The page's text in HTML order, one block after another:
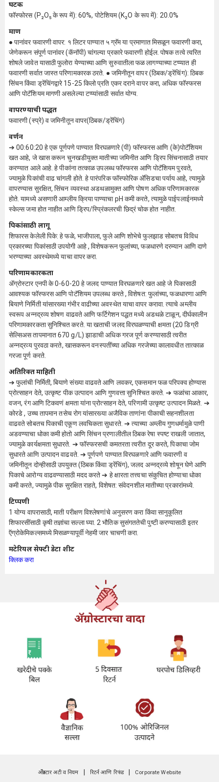
घटक
फॉस्फोरस (P₂O₅ के रूप में): 60%, पोटेशियम (K₂O के रूप में): 20.0%
प्रमाण
● पानांवर फवारणी वापर: १ लिटर पाण्यात ५ ग्रॅम या प्रमाणात मिसळून फवारणी करा,
जेणेकरून संपूर्ण पानांवर (कॅनॉपी) चांगल्या प्रकारे फवारणी होईल. पोषक तत्वे त्वरित
शोषले जावेत यासाठी फुलोरा येण्याच्या आणि सुरुवातीला फळ लागण्याच्या टप्प्यात ही
फवारणी सर्वात जास्त परिणामकारक ठरते. ● जमिनीतून वापर (ठिबक/ड्रेंचिंग): ठिबक
सिंचन किंवा ड्रेंचिंगद्वारे 15-25 किलो प्रति एकर दराने वापर करा, अधिक फॉस्फरस
आणि पोटॅशियम मागणी असलेल्या टप्प्यांसाठी सर्वात योग्य.
वापरण्याची पद्धत
फवारणी (स्प्रे) व जमिनीतून वापर(ठिबक/ड्रेंचिंग)
वर्णन
➔ 00:60:20 हे एक पूर्णपणे पाण्यात विरघळणारे (पी) फॉस्फरस आणि (के)पोटॅशियम
खत आहे, जे खास करून चुनखडीयुक्त मातीच्या जमिनीत आणि ड्रिप सिंचनासाठी तयार
करण्यात आले आहे. हे पीकांना तत्काळ उपलब्ध फॉस्फरस आणि पोटॅशियम पुरवते,
ज्यामुळे पिकांची वाढ चांगली होते. हे पारंपरिक फॉस्फोरिक अ‍ॅसिडचा पर्याय आहे, त्यामुळे
वापरण्यास सुरक्षित, सिंचन व्यवस्था अडथळामुक्त आणि पोषण अधिक परिणामकारक
होते. यामध्ये असणारी आम्लीय क्रिया पाण्याचा pH कमी करते, त्यामुळे पाईपलाईनमध्ये
स्केल्स जमा होत नाहीत आणि ड्रिप/स्प्रिंकलरची छिद्रं चोक होत नाहीत.
पिकांसाठी लागू
शिफारस केलेली पिके: हे फळे, भाजीपाला, फुले आणि शोभेचे फुलझाड सोबतच विविध
प्रकारच्या पिकांसाठी उपयोगी आहे , विशेषकरून फुलांच्या, फळधारणे दरम्यान आणि दाणे
भरण्याच्या अवस्थेमध्ये याचा वापर करा.
परिणामकारकता
ॲग्रोस्टार एनपी के 0-60-20 हे जलद पाण्यात विरघळणारे खत आहे जे पिकासाठी
आवश्यक फॉस्फरस आणि पोटॅशियम उपलब्ध करते , विशेषत: फुलांच्या, फळधारणा आणि
बियाणे निर्मिती यांसारख्या गंभीर वाढीच्या अवस्थेत याचा वापर करावा. त्याचे अम्लीय
स्वरूप अन्नद्रव्य शोषण वाढवते आणि फर्टिगेशन पद्धत मध्ये अडथळे टाळून, दीर्घकालीन
परिणामकारकता सुनिश्चित करते. या खताची जलद विरघळण्याची क्षमता (20 डिग्री
सेल्सिअस तापमानात 670 g/L) झाडाची अधिक गरज पूर्ण करण्यासाठी त्वरीत
अन्नद्रव्य पुरवठा करते, खासकरून वनस्पतींच्या अधिक गरजेच्या कालावधीत तात्काळ
गरजा पूर्ण करते.
अतिरिक्त माहिती
➔ फुलांची निर्मिती, बियाणे संख्या वाढवते आणि लवकर, एकसमान फळ परिपक्व होण्यास
प्रोत्साहन देते, उत्कृष्ट पीक उत्पादन आणि गुणवत्ता सुनिश्चित करते. ➔ फळांचा आकार,
वजन, रंग आणि टिकवणं क्षमता यांना प्रोत्साहन देते, परिणामी उत्कृष्ट उत्पादन मिळते. ➔
कोरडे , उच्च तापमान तसेच रोग यांसारख्या अजैविक ताणांना पीकाची सहनशीलता
वाढवते सोबतच पिकाची एकूण लवचिकता सुधारते. ➔ त्याच्या अम्लीय गुणधर्मामुळे पाणी
अडवण्याचा धोका कमी होतो आणि सिंचन प्रणालीतील ठिबक रेषा स्पष्ट राखली जातात,
ज्यामुळे कार्यक्षमता सुधारते. ➔ फॉस्फरसची कमतरता त्वरीत दूर करते, पिकाचा जोम
सुधारते आणि उत्पादन वाढवते. ➔ पूर्णपणे पाण्यात विरघळणारे आणि फवारणी व
जमिनीतून दोन्हीसाठी उपयुक्त (ठिबक किंवा ड्रेंचिंग), जलद अन्नद्रव्ये शोषून घेणे आणि
पिकाचे आरोग्य वाढवण्यासाठी मदद करते ➔ हे क्षारता तत्त्वचा संकुचित होण्याचा धोका
कमी करते, ज्यामुळे पीक सुरक्षित राहते, विशेषत: संवेदनशील मातीच्या प्रकारांमध्ये.
टिप्पणी
1 योग्य वापरासाठी, माती परीक्षण विश्लेषणांचे अनुसरण करा किंवा सानुकूलित
शिफारसींसाठी कृषी तज्ञांचा सल्ला घ्या. 2 भौतिक सुसंगततेची पुष्टी करण्यासाठी इतर
ऍग्रोकेमिकल्समध्ये मिसळण्यापूर्वी नेहमी जार चाचणी करा.
मटेरियल सेफ्टी डेटा शीट
क्लिक करा
अ‍ॅग्रोस्टार अटी व नियम रिटर्न आणि रिफंड Corporate Website